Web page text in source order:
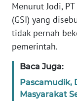
Menurut Jodi,
(GSI) yang
tidak pernah
pemerintah.
Baca Juga:
Pascamudik,
Masyarakat
KONTAK
KAMI
TENTANG
KAMI